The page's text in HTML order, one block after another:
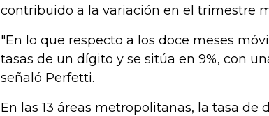
contribuido a la variación en el trimestre
"En lo que respecto a los doce meses
tasas de un dígito y se sitúa en 9%, con
señaló Perfetti.
En las 13 áreas metropolitanas, la tasa de